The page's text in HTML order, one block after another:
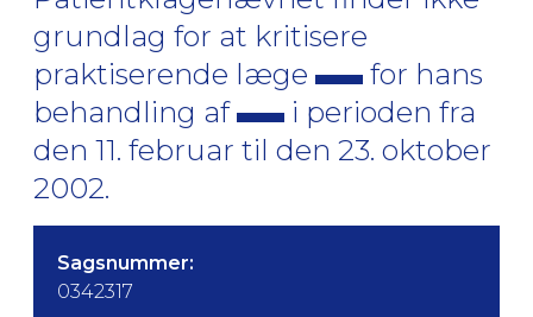
grundlag for at kritisere
praktiserende læge
for hans
behandling af
i perioden fra
den 11. februar til den 23. oktober
2002.
Sagsnummer:
0342317